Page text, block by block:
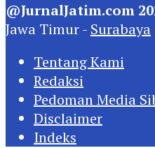
@JurnalJatim.com
Jawa Timur - Surabaya
Tentang Kami
Redaksi
Pedoman Media
Disclaimer
Indeks